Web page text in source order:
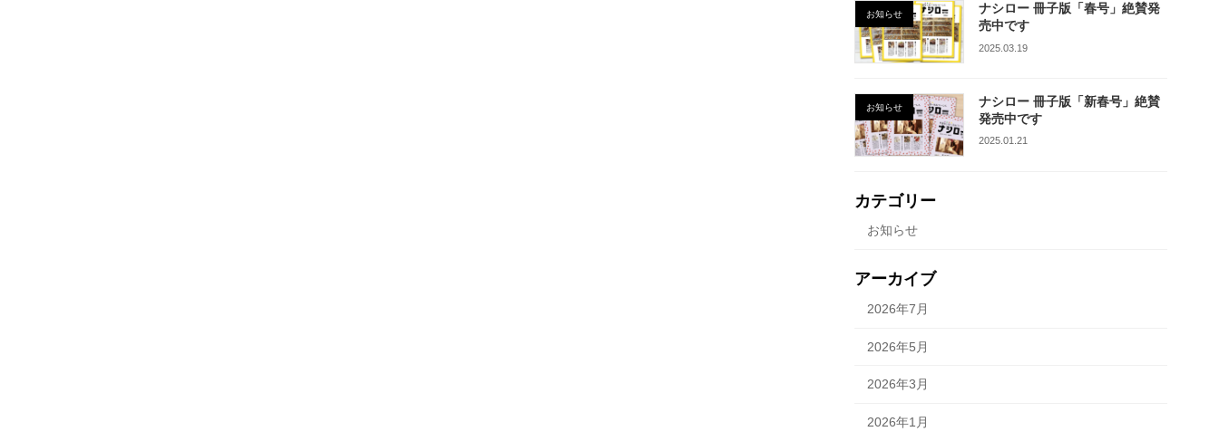
お知らせ
ナシロー 冊子版「春号」絶賛発
売中です
2025.03.19
お知らせ
ナシロー 冊子版「新春号」絶賛
発売中です
2025.01.21
カテゴリー
お知らせ
アーカイブ
2026年7月
2026年5月
2026年3月
2026年1月